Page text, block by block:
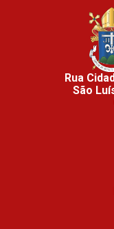
Rua
São